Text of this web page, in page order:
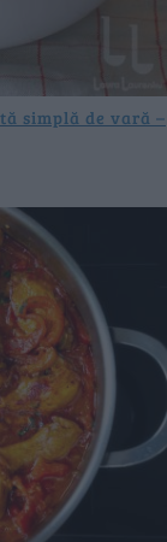
simplă de vară –